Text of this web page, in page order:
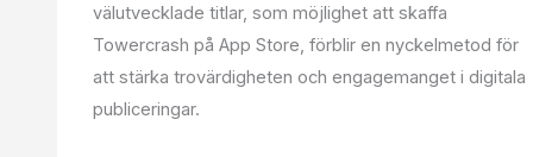
välutvecklade titlar, som möjlighet att skaffa
Towercrash på App Store, förblir en nyckelmetod för
att stärka trovärdigheten och engagemanget i digitala
publiceringar.